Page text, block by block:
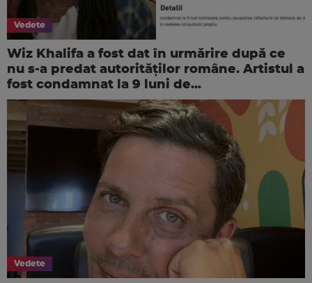
Vedete
Wiz Khalifa a fost dat în urmărire după ce
nu s-a predat autorităților române. Artistul a
fost condamnat la 9 luni de...
Vedete